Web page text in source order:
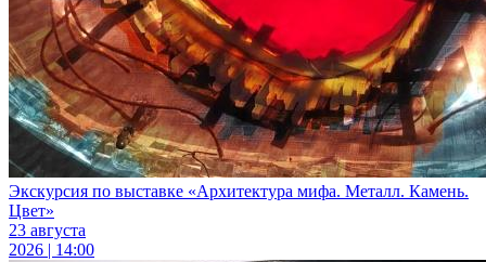
Экскурсия по выставке «Архитектура мифа. Металл. Камень.
Цвет»
23 августа
2026 | 14:00